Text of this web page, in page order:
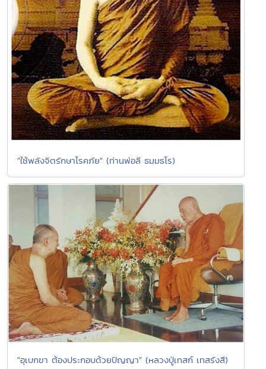
"ใช้พลังจิตรักษาโรคภัย" (ท่านพ่อลี ธมฺมธโร)
"อุเบกขา ต้องประกอบด้วยปัญญา" (หลวงปู่เทสก์ เทสรังสี)